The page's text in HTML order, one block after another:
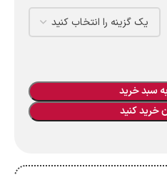
سبد خرید
خرید کنید